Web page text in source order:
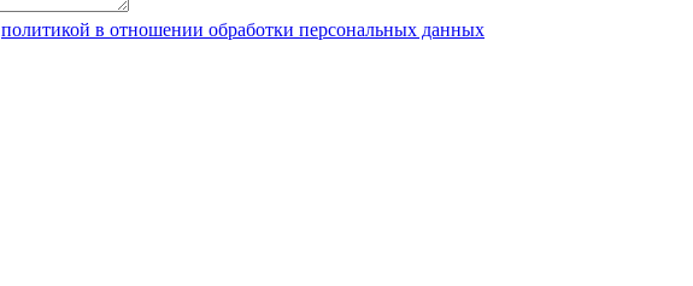
политикой в отношении обработки персональных данных